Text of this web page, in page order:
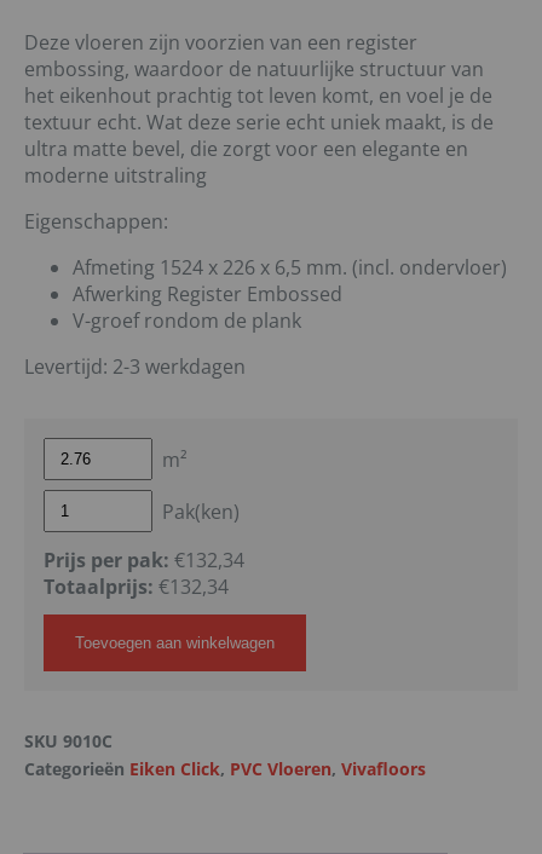
Deze vloeren zijn voorzien van een register
embossing, waardoor de natuurlijke structuur van
het eikenhout prachtig tot leven komt, en voel je de
textuur echt. Wat deze serie echt uniek maakt, is de
ultra matte bevel, die zorgt voor een elegante en
moderne uitstraling
Eigenschappen:
Afmeting 1524 x 226 x 6,5 mm. (incl. ondervloer)
Afwerking Register Embossed
V-groef rondom de plank
Levertijd: 2-3 werkdagen
m²
Pak(ken)
Prijs per pak: €132,34
Totaalprijs: €132,34
Toevoegen aan winkelwagen
SKU 9010C
Categorieën Eiken Click, PVC Vloeren, Vivafloors